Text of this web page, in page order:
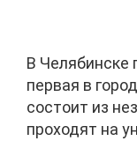
В Челябинске
первая в
состоит из
проходят на